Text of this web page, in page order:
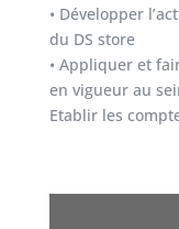
• Développer
du DS store
• Appliquer et
en vigueur au
Etablir les